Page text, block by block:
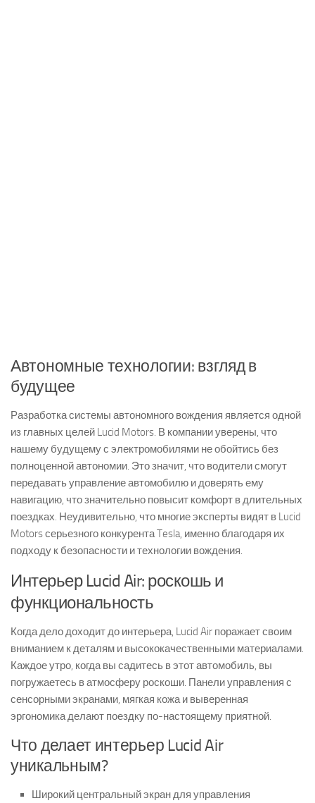
Автономные технологии: взгляд в
будущее
Разработка системы автономного вождения является одной
из главных целей Lucid Motors. В компании уверены, что
нашему будущему с электромобилями не обойтись без
полноценной автономии. Это значит, что водители смогут
передавать управление автомобилю и доверять ему
навигацию, что значительно повысит комфорт в длительных
поездках. Неудивительно, что многие эксперты видят в Lucid
Motors серьезного конкурента Tesla, именно благодаря их
подходу к безопасности и технологии вождения.
Интерьер Lucid Air: роскошь и
функциональность
Когда дело доходит до интерьера, Lucid Air поражает своим
вниманием к деталям и высококачественными материалами.
Каждое утро, когда вы садитесь в этот автомобиль, вы
погружаетесь в атмосферу роскоши. Панели управления с
сенсорными экранами, мягкая кожа и выверенная
эргономика делают поездку по-настоящему приятной.
Что делает интерьер Lucid Air
уникальным?
Широкий центральный экран для управления